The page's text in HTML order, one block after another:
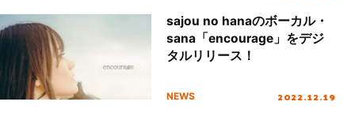
sajou no hanaのボーカル・
sana「encourage」をデジ
タルリリース！
NEWS 2022.12.19